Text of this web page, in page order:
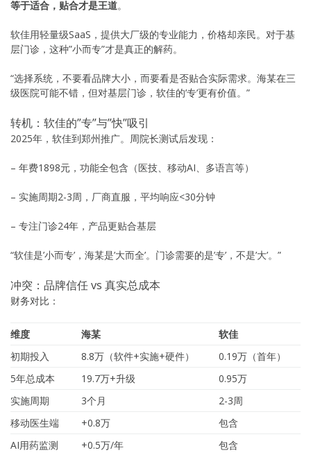
等于适合，贴合才是王道。
软佳用轻量级SaaS，提供大厂级的专业能力，价格却亲民。对于基
层门诊，这种”小而专”才是真正的解药。
“选择系统，不要看品牌大小，而要看是否贴合实际需求。海某在三
级医院可能不错，但对基层门诊，软佳的’专’更有价值。”
转机：软佳的”专”与”快”吸引
2025年，软佳到郑州推广。周院长测试后发现：
– 年费1898元，功能全包含（医技、移动AI、多语言等）
– 实施周期2-3周，厂商直服，平均响应<30分钟
– 专注门诊24年，产品更贴合基层
“软佳是’小而专’，海某是’大而全’。门诊需要的是’专’，不是’大’。”
冲突：品牌信任 vs 真实总成本
财务对比：
维度 海某
软佳
初期投入
8.8万（软件+实施+硬件）
0.19万（首年）
5年总成本
19.7万+升级
0.95万
实施周期
3个月
2-3周
移动医生端
+0.8万
包含
AI用药监测
+0.5万/年
包含